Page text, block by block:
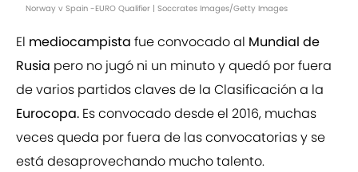
Norway v Spain -EURO Qualifier | Soccrates Images/Getty Images
El mediocampista fue convocado al Mundial de
Rusia pero no jugó ni un minuto y quedó por fuera
de varios partidos claves de la Clasificación a la
Eurocopa. Es convocado desde el 2016, muchas
veces queda por fuera de las convocatorias y se
está desaprovechando mucho talento.